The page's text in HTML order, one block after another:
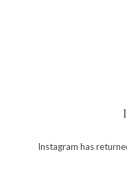
Instagram has